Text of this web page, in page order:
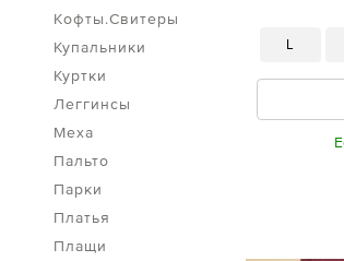
Кофты.Свитеры
Купальники
Куртки
Леггинсы
Меха
Пальто
Парки
Платья
Плащи
L